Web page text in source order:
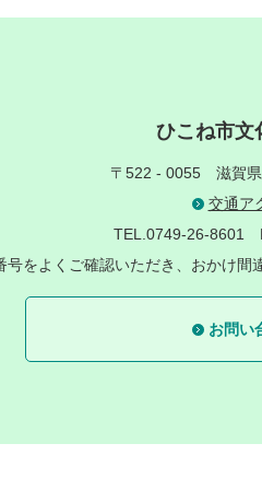
ひこね市文
〒522 - 0055 滋賀
交通ア
TEL.0749-26-8601
をよくご確認いただき、おかけ間
お問い